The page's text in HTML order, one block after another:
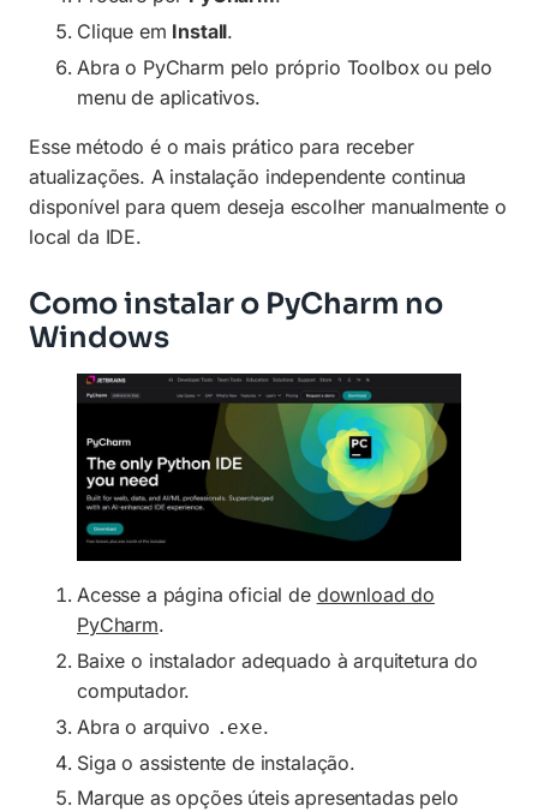
Clique em Install.
Abra o PyCharm pelo próprio Toolbox ou pelo
menu de aplicativos.
Esse método é o mais prático para receber
atualizações. A instalação independente continua
disponível para quem deseja escolher manualmente o
local da IDE.
Como instalar o PyCharm no
Windows
Acesse a página oficial de download do
PyCharm.
Baixe o instalador adequado à arquitetura do
computador.
Abra o arquivo .exe.
Siga o assistente de instalação.
Marque as opções úteis apresentadas pelo